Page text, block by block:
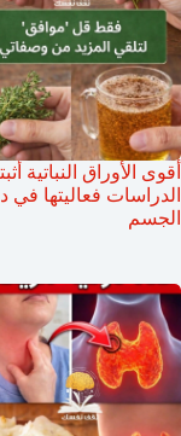
أقوى الأوراق النباتية
الدراسات فعاليتها في
الجسم